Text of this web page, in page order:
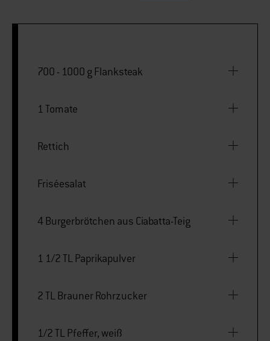
700 - 1000 g Flanksteak
1 Tomate
Rettich
Friséesalat
4 Burgerbrötchen aus Ciabatta-Teig
1 1/2 TL Paprikapulver
2 TL Brauner Rohrzucker
1/2 TL Pfeffer, weiß